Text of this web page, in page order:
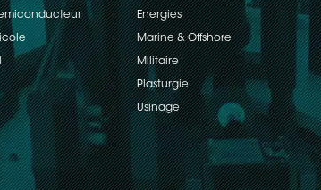
Energies
Marine & Offshore
Militaire
Plasturgie
Usinage